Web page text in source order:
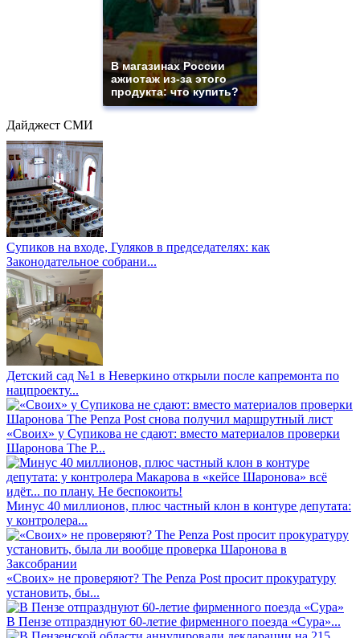
В магазинах России
ажиотаж из-за этого
продукта: что купить?
Дайджест СМИ
Супиков на входе, Гуляков в председателях: как
Законодательное собрани...
Детский сад №1 в Неверкино открыли после капремонта по
нацпроекту...
«Своих» у Супикова не сдают: вместо материалов проверки
Шаронова The P...
Минус 40 миллионов, плюс частный клон в контуре депутата:
у контролера...
«Своих» не проверяют? The Penza Post просит прокуратуру
установить, бы...
В Пензе отпразднуют 60-летие фирменного поезда «Сура»...